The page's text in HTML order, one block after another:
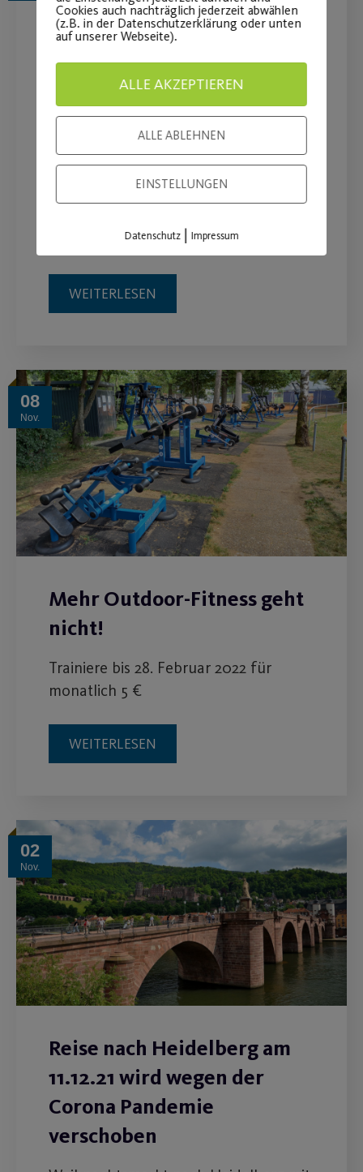
Macron unter dem
Weihnachtsbaum
Sichere dir bis zu 40% Rabatt.
WEITERLESEN
08
Nov.
Mehr Outdoor-Fitness geht
nicht!
Trainiere bis 28. Februar 2022 für
monatlich 5 €
WEITERLESEN
02
Nov.
Reise nach Heidelberg am
11.12.21 wird wegen der
Corona Pandemie
verschoben
Cookies auch nachträglich jederzeit abwählen
(z.B. in der Datenschutzerklärung oder unten
auf unserer Webseite).
ALLE AKZEPTIEREN
ALLE ABLEHNEN
EINSTELLUNGEN
Datenschutz| Impressum